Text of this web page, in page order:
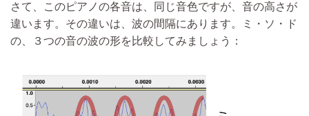
さて、このピアノの各音は、同じ音色ですが、音の高さが
違います。その違いは、波の間隔にあります。ミ・ソ・ド
の、３つの音の波の形を比較してみましょう：